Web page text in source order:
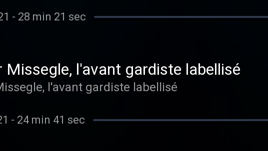
- 28 min 21 sec
Missegle, l'avant gardiste labellisé
l'avant gardiste labellisé
- 24 min 41 sec